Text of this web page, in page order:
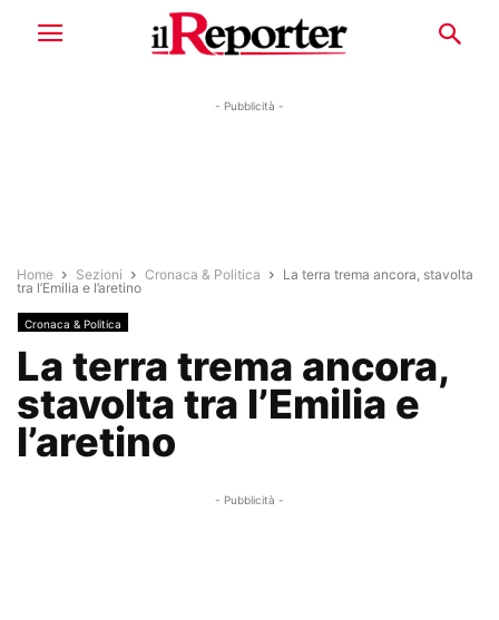
- Pubblicità -
Home Sezioni Cronaca & Politica
La terra trema ancora, stavolta
tra l’Emilia e l’aretino
Cronaca & Politica
La terra trema ancora,
stavolta tra l’Emilia e
l’aretino
- Pubblicità -